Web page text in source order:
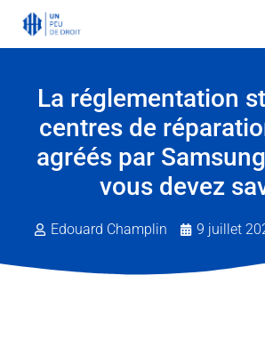
La réglementation
centres de
agréés par
vous devez
Edouard Champlin 9 juillet